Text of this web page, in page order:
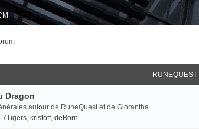
RUNEQUEST
Dragon
autour de RuneQuest et de Glorantha
7Tigers, kristoff, deBorn